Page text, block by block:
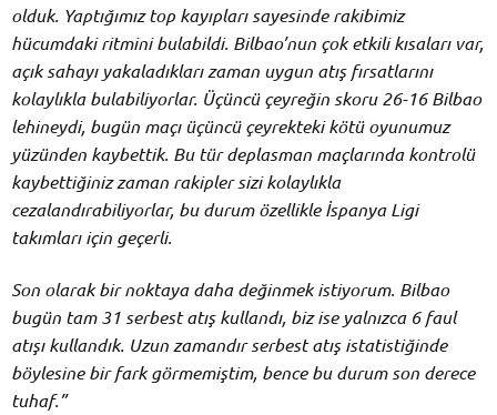
olduk. Yaptığımız top kayıpları sayesinde rakibimiz
hücumdaki ritmini bulabildi. Bilbao’nun çok etkili kısaları var,
açık sahayı yakaladıkları zaman uygun atış fırsatlarını
kolaylıkla bulabiliyorlar. Üçüncü çeyreğin skoru 26-16 Bilbao
lehineydi, bugün maçı üçüncü çeyrekteki kötü oyunumuz
yüzünden kaybettik. Bu tür deplasman maçlarında kontrolü
kaybettiğiniz zaman rakipler sizi kolaylıkla
cezalandırabiliyorlar, bu durum özellikle İspanya Ligi
takımları için geçerli.
Son olarak bir noktaya daha değinmek istiyorum. Bilbao
bugün tam 31 serbest atış kullandı, biz ise yalnızca 6 faul
atışı kullandık. Uzun zamandır serbest atış istatistiğinde
böylesine bir fark görmemiştim, bence bu durum son derece
tuhaf.”